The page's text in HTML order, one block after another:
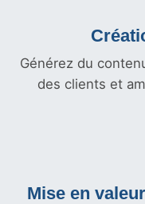
Générez du
des clients et
Mise en